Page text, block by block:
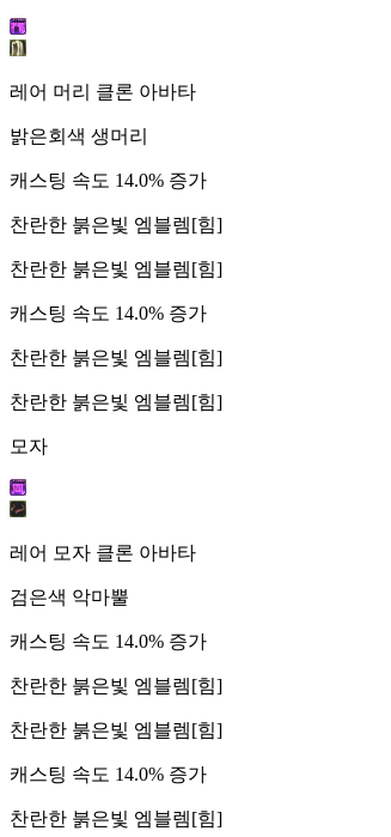
레어 머리 클론 아바타
밝은회색 생머리
캐스팅 속도 14.0% 증가
찬란한 붉은빛 엠블렘[힘]
찬란한 붉은빛 엠블렘[힘]
캐스팅 속도 14.0% 증가
찬란한 붉은빛 엠블렘[힘]
찬란한 붉은빛 엠블렘[힘]
모자
레어 모자 클론 아바타
검은색 악마뿔
캐스팅 속도 14.0% 증가
찬란한 붉은빛 엠블렘[힘]
찬란한 붉은빛 엠블렘[힘]
캐스팅 속도 14.0% 증가
찬란한 붉은빛 엠블렘[힘]